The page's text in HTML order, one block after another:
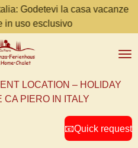
Godetevi la casa vacanze
in uso esclusivo
LOCATION – HOLIDAY
CA PIERO IN ITALY
📧Quick request